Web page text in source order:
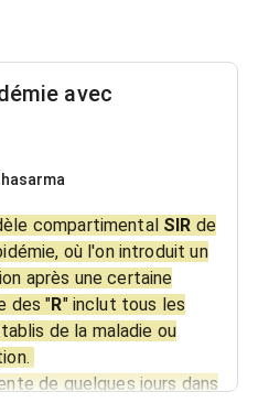
avec
compartimental SIR de
où l'on introduit un
après une certaine
des "R" inclut tous les
de la maladie ou
de quelques jours dans